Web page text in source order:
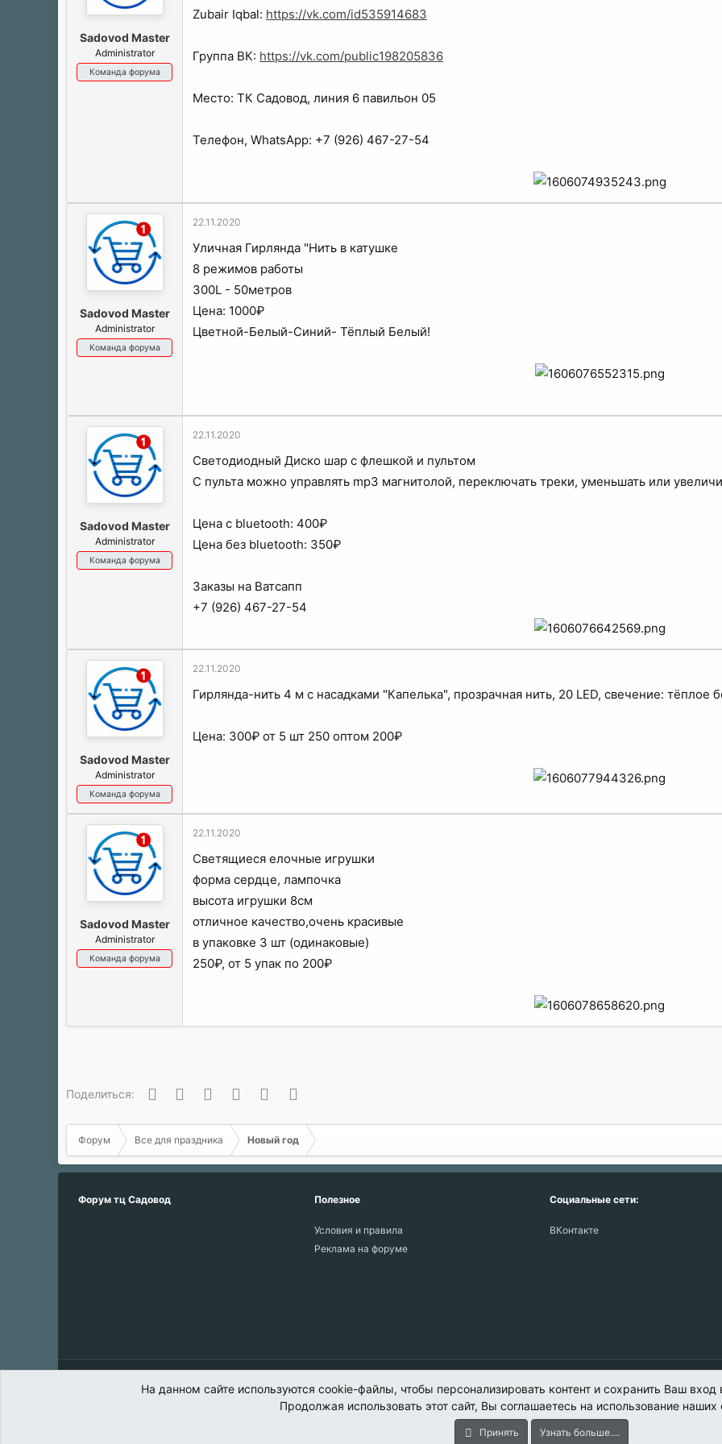
Sadovod Master
Administrator
Команда форума
Zubair Iqbal: https://vk.com/id535914683
Группа ВК: https://vk.com/public198205836
Место: ТК Садовод, линия 6 павильон 05
Телефон, WhatsApp: +7 (926) 467-27-54
Sadovod Master
Administrator
Команда форума
22.11.2020
Уличная Гирлянда "Нить в катушке
8 режимов работы
300L - 50метров
Цена: 1000₽
Цветной-Белый-Синий- Тёплый Белый!
Sadovod Master
Administrator
Команда форума
22.11.2020
Светодиодный Диско шар с флешкой и пультом
С пульта можно управлять mp3 магнитолой, переключать треки, уменьшать или
Цена с bluetooth: 400₽
Цена без bluetooth: 350₽
Заказы на Ватсапп
+7 (926) 467-27-54
Sadovod Master
Administrator
Команда форума
22.11.2020
Гирлянда-нить 4 м с насадками "Капелька", прозрачная нить, 20 LED, свечение: тёплое
Цена: 300₽ от 5 шт 250 оптом 200₽
Sadovod Master
Administrator
Команда форума
22.11.2020
Светящиеся елочные игрушки
форма сердце, лампочка
высота игрушки 8см
отличное качество,очень красивые
в упаковке 3 шт (одинаковые)
250₽, от 5 упак по 200₽
Поделиться: ВконтактеОдноклассники
Facebook
Twitter WhatsApp
Форум Все для праздника Новый год
Форум тц Садовод Полезное
Условия и правила
Реклама на форуме
Социальные сети:
ВКонтакте
Русский (RU) Обратная связь Условия и правила
На данном сайте используются cookie-файлы, чтобы персонализировать контент и сохранить Ваш
Продолжая использовать этот сайт, Вы соглашаетесь на использование
Принять Узнать больше....